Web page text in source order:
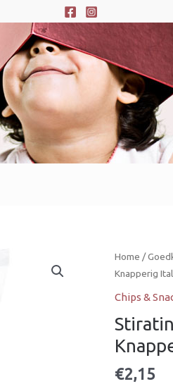
Home /
Knapperig
Chips &
€2,15
Stiratini
rozemarijn
140g
–
Knapperig
Italiaans
brood